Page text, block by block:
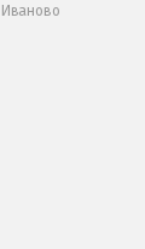
Иваново